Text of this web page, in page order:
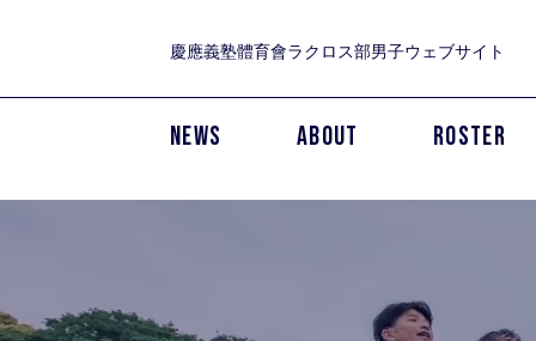
慶應義塾體育會ラクロス部男子ウェブサイト
NEWS ABOUT ROSTER